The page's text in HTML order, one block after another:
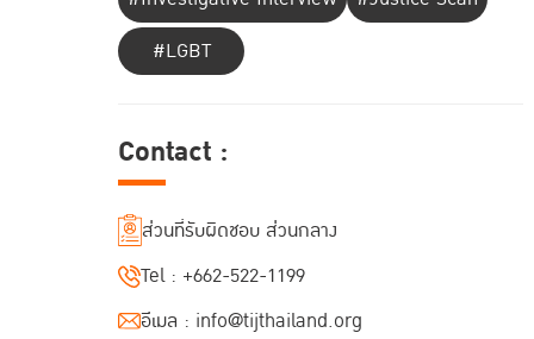
#LGBT
Contact :
ส่วนที่รับผิดชอบ ส่วนกลาง
Tel : +662-522-1199
อีเมล : info@tijthailand.org